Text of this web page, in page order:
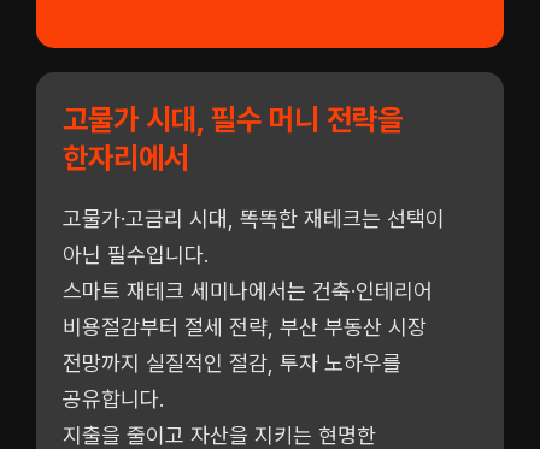
고물가 시대, 필수 머니 전략을
한자리에서
고물가·고금리 시대, 똑똑한 재테크는 선택이
아닌 필수입니다.
스마트 재테크 세미나에서는 건축·인테리어
비용절감부터 절세 전략, 부산 부동산 시장
전망까지 실질적인 절감, 투자 노하우를
공유합니다.
지출을 줄이고 자산을 지키는 현명한